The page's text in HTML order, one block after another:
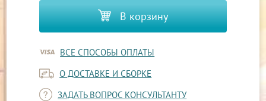
В корзину
ВСЕ СПОСОБЫ ОПЛАТЫ
О ДОСТАВКЕ И СБОРКЕ
ЗАДАТЬ ВОПРОС КОНСУЛЬТАНТУ